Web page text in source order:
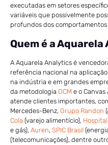
executadas em setores
variáveis que possivelmente
profundos dos
Quem é a
A Aquarela Analytics é
referência nacional na
na indústria e em grandes
da metodologia DCM e o Canvas
atende clientes importantes,
Mercedes-Benz, Grupo Randon
Cola (varejo alimentício),
e gás), Auren, SPIC Brasil
(telecomunicações), dentre